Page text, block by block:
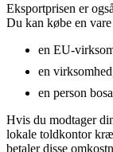
Eksportprisen er
Du kan købe en
en EU-
en
en person
Hvis du modtager
lokale toldkontor
betaler disse